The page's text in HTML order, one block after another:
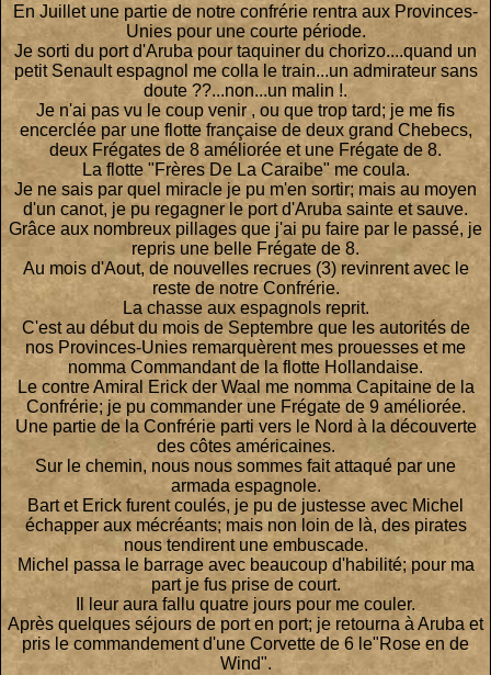
En Juillet une partie de notre confrérie rentra aux Provinces-
Unies pour une courte période.
Je sorti du port d'Aruba pour taquiner du chorizo....quand un
petit Senault espagnol me colla le train...un admirateur sans
doute ??...non...un malin !.
Je n'ai pas vu le coup venir , ou que trop tard; je me fis
encerclée par une flotte française de deux grand Chebecs,
deux Frégates de 8 améliorée et une Frégate de 8.
La flotte "Frères De La Caraibe" me coula.
Je ne sais par quel miracle je pu m'en sortir; mais au moyen
d'un canot, je pu regagner le port d'Aruba sainte et sauve.
Grâce aux nombreux pillages que j'ai pu faire par le passé, je
repris une belle Frégate de 8.
Au mois d'Aout, de nouvelles recrues (3) revinrent avec le
reste de notre Confrérie.
La chasse aux espagnols reprit.
C'est au début du mois de Septembre que les autorités de
nos Provinces-Unies remarquèrent mes prouesses et me
nomma Commandant de la flotte Hollandaise.
Le contre Amiral Erick der Waal me nomma Capitaine de la
Confrérie; je pu commander une Frégate de 9 améliorée.
Une partie de la Confrérie parti vers le Nord à la découverte
des côtes américaines.
Sur le chemin, nous nous sommes fait attaqué par une
armada espagnole.
Bart et Erick furent coulés, je pu de justesse avec Michel
échapper aux mécréants; mais non loin de là, des pirates
nous tendirent une embuscade.
Michel passa le barrage avec beaucoup d'habilité; pour ma
part je fus prise de court.
Il leur aura fallu quatre jours pour me couler.
Après quelques séjours de port en port; je retourna à Aruba et
pris le commandement d'une Corvette de 6 le"Rose en de
Wind".